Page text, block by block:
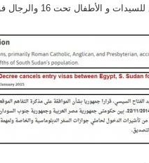
و الأطفال تحت 16 والرجال فوق 50 سنة.